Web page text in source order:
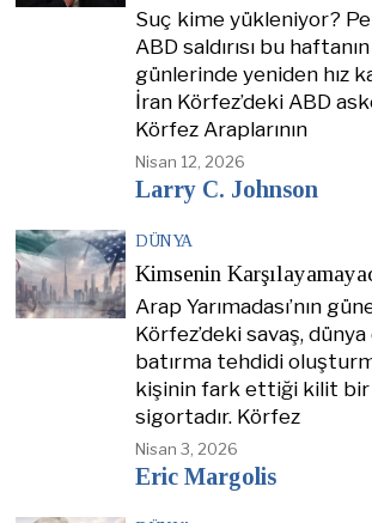
Suç kime yükleniyor?
ABD saldırısı bu
günlerinde yeniden hız
İran Körfez’deki ABD
Körfez Araplarının
Nisan 12, 2026
Larry C. Johnson
DÜNYA
Kimsenin
Arap Yarımadası’nın
Körfez’deki savaş,
batırma tehdidi
kişinin fark ettiği kilit bir
sigortadır. Körfez
Nisan 3, 2026
Eric Margolis